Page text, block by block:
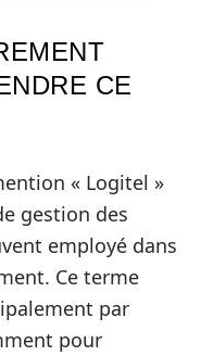
CE
« Logitel »
gestion des
employé dans
Ce terme
par
pour